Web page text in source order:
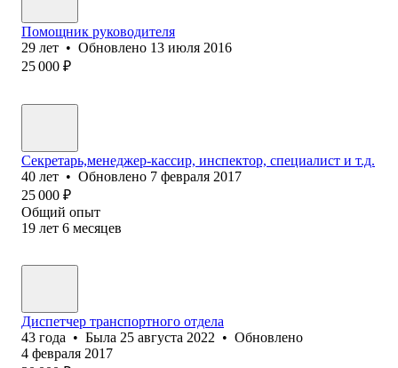
Помощник руководителя
29 лет • Обновлено 13 июля 2016
25 000 ₽
Секретарь,менеджер-кассир, инспектор, специалист и т.д.
40 лет • Обновлено 7 февраля 2017
25 000 ₽
Общий опыт
19 лет 6 месяцев
Диспетчер транспортного отдела
43 года • Была 25 августа 2022 • Обновлено
4 февраля 2017